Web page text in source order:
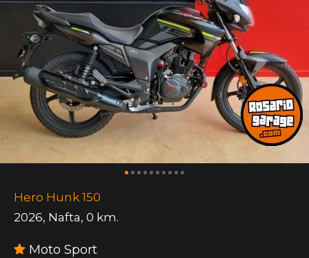
Hero Hunk 150
2026, Nafta, 0 km.
Moto Sport